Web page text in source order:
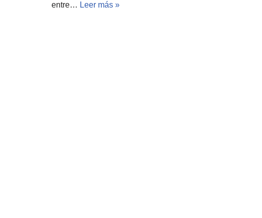
entre… Leer más »